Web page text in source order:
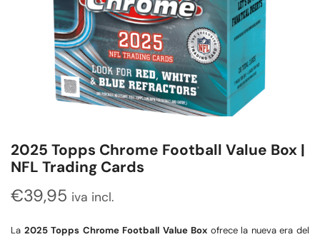
2025 Topps Chrome Football Value Box |
NFL Trading Cards
€39,95 iva incl.
La 2025 Topps Chrome Football Value Box ofrece la nueva era del